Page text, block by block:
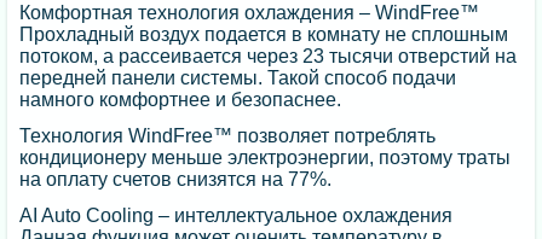
Комфортная технология охлаждения – WindFree™
Прохладный воздух подается в комнату не сплошным
потоком, а рассеивается через 23 тысячи отверстий на
передней панели системы. Такой способ подачи
намного комфортнее и безопаснее.
Технология WindFree™ позволяет потреблять
кондиционеру меньше электроэнергии, поэтому траты
на оплату счетов снизятся на 77%.
AI Auto Cooling – интеллектуальное охлаждения